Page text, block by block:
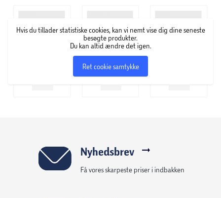
består blandt andet af fyrfads- og bloklys i alverdens
farver, former og størrelser samt servietter med flotte
Hvis du tillader statistiske cookies, kan vi nemt vise dig dine seneste
besøgte produkter.
Du kan altid ændre det igen.
Ret cookie samtykke
Nyhedsbrev
Få vores skarpeste priser i indbakken